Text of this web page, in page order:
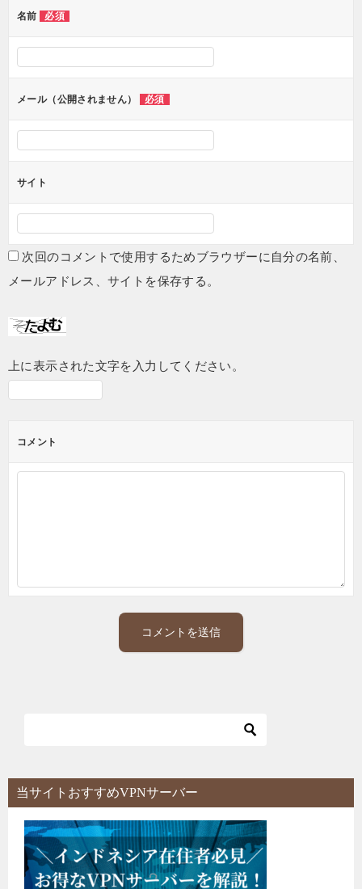
名前 必須
メール（公開されません） 必須
サイト
次回のコメントで使用するためブラウザーに自分の名前、
メールアドレス、サイトを保存する。
上に表示された文字を入力してください。
コメント
当サイトおすすめVPNサーバー